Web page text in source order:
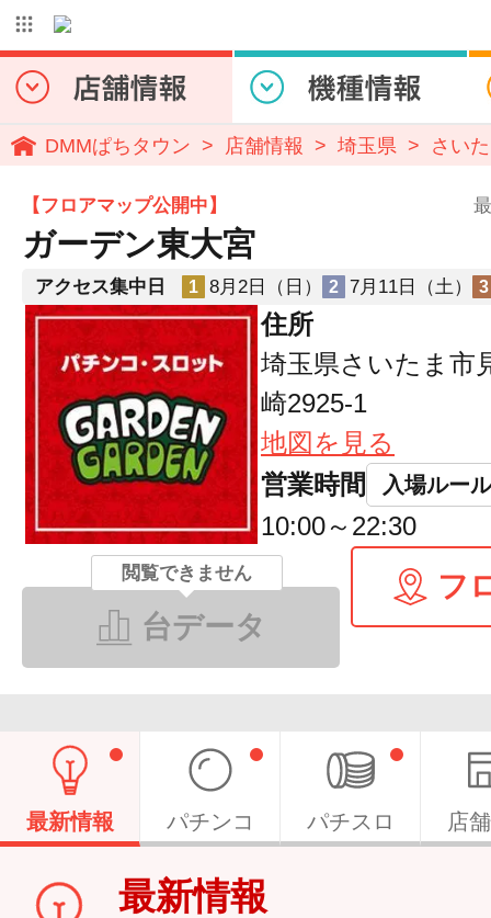
DMMぱちタウン 店舗情報 埼玉県 さい
【フロアマップ公開中】
ガーデン東大宮
アクセス集中日 1 8月2日（日） 2 7月11日（土） 3
住所
埼玉県さいたま市
崎2925-1
地図を見る
営業時間
入場ルール
10:00～22:30
閲覧できません
台データ
フ
最新情報 パチンコ パチスロ 店
最新情報